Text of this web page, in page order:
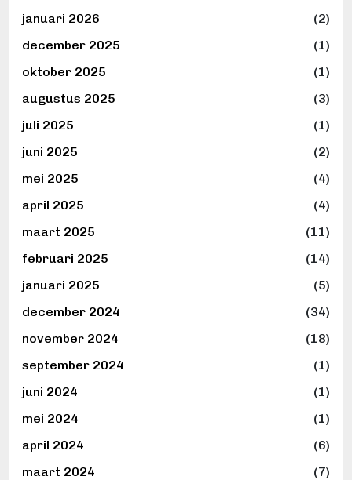
januari 2026
(2)
december 2025
(1)
oktober 2025
(1)
augustus 2025
(3)
juli 2025
(1)
juni 2025
(2)
mei 2025
(4)
april 2025
(4)
maart 2025
(11)
februari 2025
(14)
januari 2025
(5)
december 2024
(34)
november 2024
(18)
september 2024
(1)
juni 2024
(1)
mei 2024
(1)
april 2024
(6)
maart 2024
(7)